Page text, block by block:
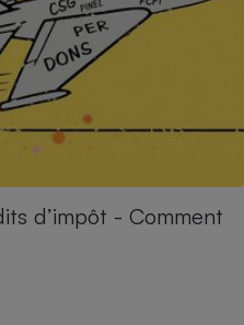
d’impôt - Comment